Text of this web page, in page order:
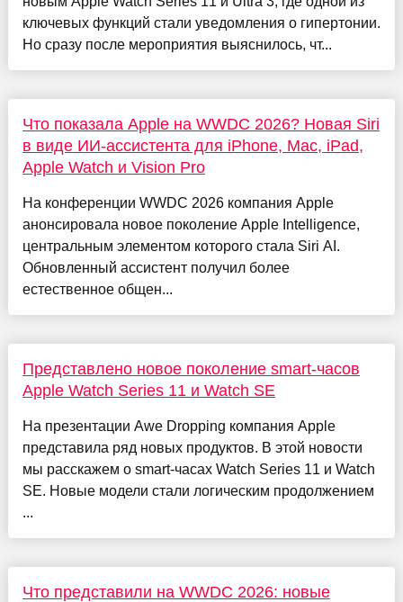
ключевых функций стали уведомления о гипертонии.
Но сразу после мероприятия выяснилось, чт...
Что показала Apple на WWDC 2026? Новая Siri
в виде ИИ-ассистента для iPhone, Mac, iPad,
Apple Watch и Vision Pro
На конференции WWDC 2026 компания Apple
анонсировала новое поколение Apple Intelligence,
центральным элементом которого стала Siri AI.
Обновленный ассистент получил более
естественное общен...
Представлено новое поколение smart-часов
Apple Watch Series 11 и Watch SE
На презентации Awe Dropping компания Apple
представила ряд новых продуктов. В этой новости
мы расскажем о smart-часах Watch Series 11 и Watch
SE. Новые модели стали логическим продолжением
...
Что представили на WWDC 2026: новые